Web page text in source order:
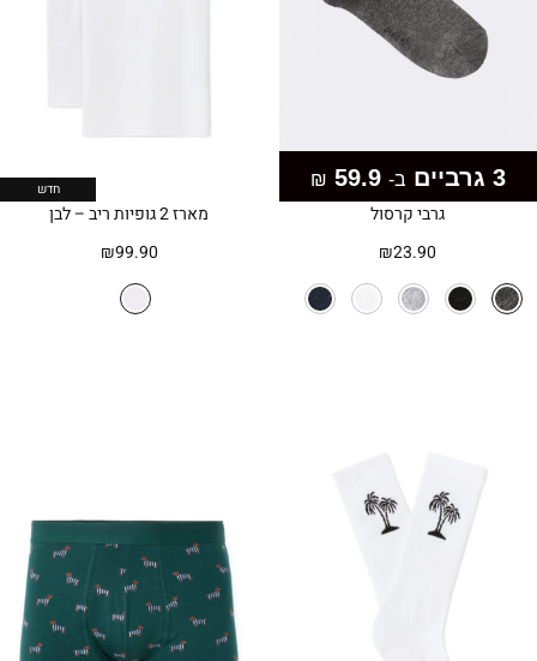
3 גרביים ב- ₪
גרבי קרסול
₪23.90
חדש
מארז 2 גופיות ריב – לבן
₪99.90